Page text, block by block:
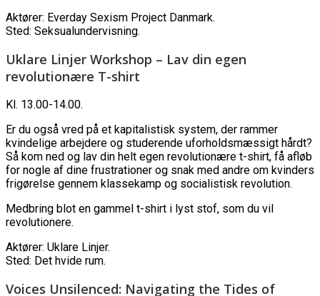
Aktører: Everday Sexism Project Danmark.
Sted: Seksualundervisning.
Uklare Linjer Workshop – Lav din egen
revolutionære T-shirt
Kl. 13.00-14.00.
Er du også vred på et kapitalistisk system, der rammer
kvindelige arbejdere og studerende uforholdsmæssigt hårdt?
Så kom ned og lav din helt egen revolutionære t-shirt, få afløb
for nogle af dine frustrationer og snak med andre om kvinders
frigørelse gennem klassekamp og socialistisk revolution.
Medbring blot en gammel t-shirt i lyst stof, som du vil
revolutionere.
Aktører: Uklare Linjer.
Sted: Det hvide rum.
Voices Unsilenced: Navigating the Tides of